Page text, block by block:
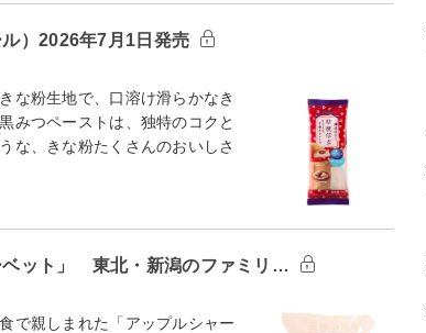
）2026年7月1日発売
な粉生地で、口溶け滑らかなき
みつペーストは、独特のコクと
な、きな粉たくさんのおいしさ
ベット」 東北・新潟のファミリ…
で親しまれた「アップルシャー